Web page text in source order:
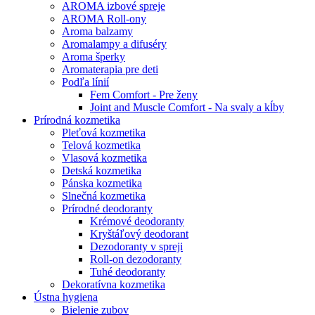
AROMA izbové spreje
AROMA Roll-ony
Aroma balzamy
Aromalampy a difuséry
Aroma šperky
Aromaterapia pre deti
Podľa línií
Fem Comfort - Pre ženy
Joint and Muscle Comfort - Na svaly a kĺby
Prírodná kozmetika
Pleťová kozmetika
Telová kozmetika
Vlasová kozmetika
Detská kozmetika
Pánska kozmetika
Slnečná kozmetika
Prírodné deodoranty
Krémové deodoranty
Kryštáľový deodorant
Dezodoranty v spreji
Roll-on dezodoranty
Tuhé deodoranty
Dekoratívna kozmetika
Ústna hygiena
Bielenie zubov